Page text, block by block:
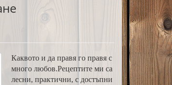
Каквото и да правя го правя с
много любов.Рецептите ми са
лесни, практични, с достъпни